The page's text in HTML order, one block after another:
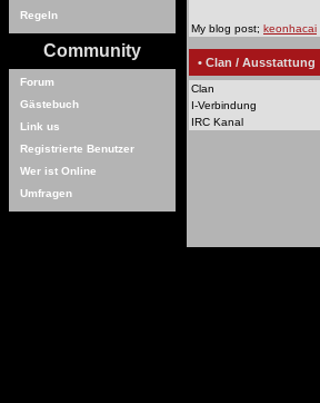
Regeln
Community
Forum
Gästebuch
Link us
Registrierte Benutzer
Wer ist Online
Umfragen
My blog post; keonhacai
• Clan / Ausstattung
Clan
I-Verbindung
IRC Kanal